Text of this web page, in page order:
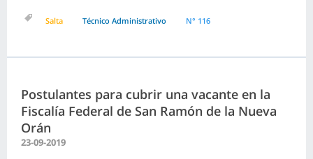
Salta Técnico Administrativo N° 116
Postulantes para cubrir una vacante en la
Fiscalía Federal de San Ramón de la Nueva
Orán
23-09-2019